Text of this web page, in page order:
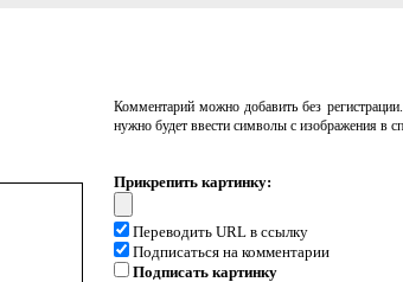
Комментарий можно добавить без
нужно будет ввести символы с изображения в
Прикрепить картинку:
Переводить URL в ссылку
Подписаться на комментарии
Подписать картинку